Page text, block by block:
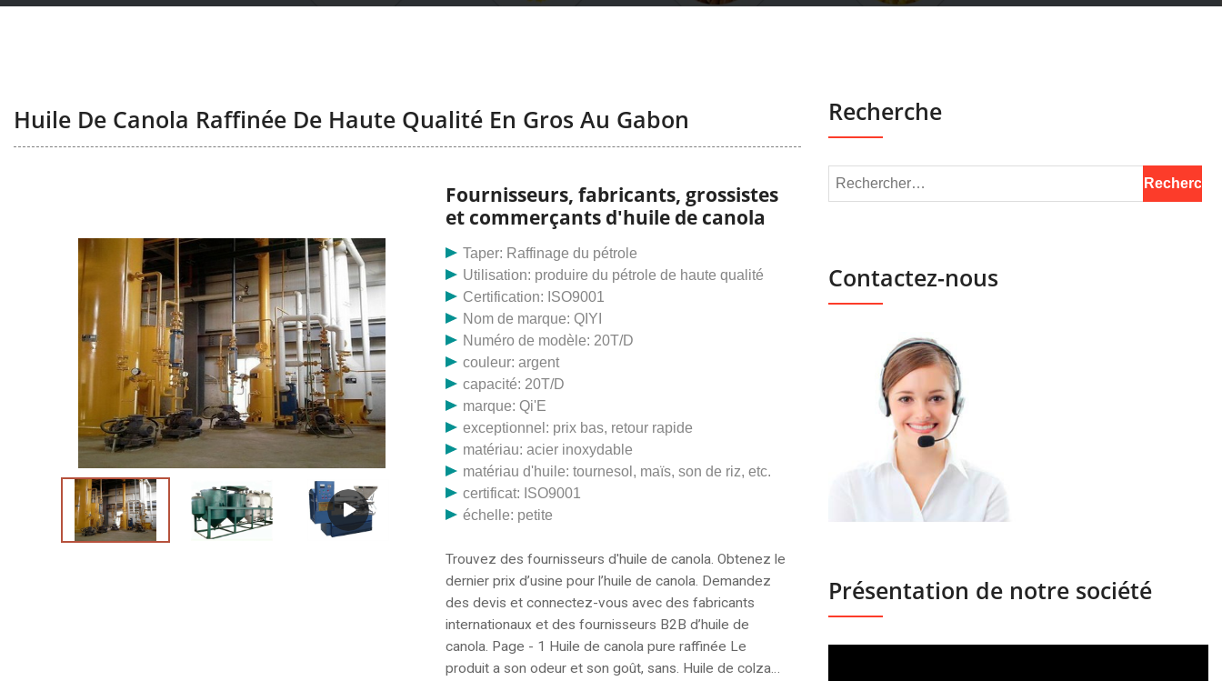
Huile De Canola Raffinée De Haute Qualité En Gros Au Gabon
Fournisseurs, fabricants, grossistes
et commerçants d'huile de canola
Taper: Raffinage du pétrole
Utilisation: produire du pétrole de haute qualité
Certification: ISO9001
Nom de marque: QIYI
Numéro de modèle: 20T/D
couleur: argent
capacité: 20T/D
marque: Qi'E
exceptionnel: prix bas, retour rapide
matériau: acier inoxydable
matériau d'huile: tournesol, maïs, son de riz, etc.
certificat: ISO9001
échelle: petite
Trouvez des fournisseurs d'huile de canola. Obtenez le
dernier prix d’usine pour l’huile de canola. Demandez
des devis et connectez-vous avec des fabricants
internationaux et des fournisseurs B2B d’huile de
canola. Page - 1 Huile de canola pure raffinée Le
produit a son odeur et son goût, sans. Huile de colza
Recherche
Contactez-nous
Présentation de notre société